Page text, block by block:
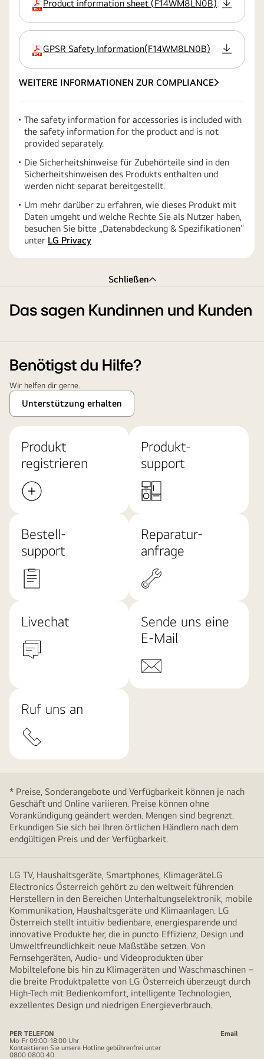
Erweiterung
Product information sheet (F14WM8LN0B)
Erweiterung
GPSR Safety Information(F14WM8LN0B)
WEITERE INFORMATIONEN ZUR COMPLIANCE
The safety information for accessories is included with
the safety information for the product and is not
provided separately.
Die Sicherheitshinweise für Zubehörteile sind in den
Sicherheitshinweisen des Produkts enthalten und
werden nicht separat bereitgestellt.
Um mehr darüber zu erfahren, wie dieses Produkt mit
Daten umgeht und welche Rechte Sie als Nutzer haben,
besuchen Sie bitte „Datenabdeckung & Spezifikationen“
unter LG Privacy
Schließen
Das sagen Kundinnen und Kunden
Benötigst du Hilfe?
Wir helfen dir gerne.
Unterstützung erhalten
Produkt
registrieren
Produkt-
support
Bestell-
support
Reparatur-
anfrage
Livechat
Sende uns eine
E-Mail
Ruf uns an
* Preise, Sonderangebote und Verfügbarkeit können je nach
Geschäft und Online variieren. Preise können ohne
Vorankündigung geändert werden. Mengen sind begrenzt.
Erkundigen Sie sich bei Ihren örtlichen Händlern nach dem
endgültigen Preis und der Verfügbarkeit.
LG TV, Haushaltsgeräte, Smartphones, KlimageräteLG
Electronics Österreich gehört zu den weltweit führenden
Herstellern in den Bereichen Unterhaltungselektronik, mobile
Kommunikation, Haushaltsgeräte und Klimaanlagen. LG
Österreich stellt intuitiv bedienbare, energiesparende und
innovative Produkte her, die in puncto Effizienz, Design und
Umweltfreundlichkeit neue Maßstäbe setzen. Von
Fernsehgeräten, Audio- und Videoprodukten über
Mobiltelefone bis hin zu Klimageräten und Waschmaschinen –
die breite Produktpalette von LG Österreich überzeugt durch
High-Tech mit Bedienkomfort, intelligente Technologien,
exzellentes Design und niedrigen Energieverbrauch.
PER TELEFON
Email
Mo-Fr 09:00-18:00 Uhr
Kontaktieren Sie unsere Hotline gebührenfrei unter
0800 0800 40